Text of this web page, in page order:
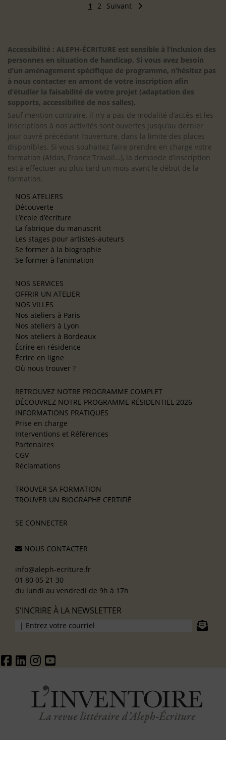
1 2 Suivant
Accessibilité : ALEPH-ÉCRITURE est sensible à l’inclusion des
personnes en situation de handicap. Si vous avez besoin
d’un aménagement spécifique de programme, n’hésitez pas
à nous contacter en amont de votre inscription afin
d’étudier la faisabilité de votre projet (adaptation des
supports, accessibilité de nos salles).
Sauf mention contraire, il n’y a pas de modalité d’accès et les
inscriptions à nos activités sont ouvertes jusqu’au dernier
jour ouvré précédant l’ouverture, dans la limite des places
disponibles. Si vous souhaitez faire prendre en charge votre
formation (Afdas, France Travail…), la demande d’inscription
est à effectuer au plus tard un mois avant le début de la
formation.
NOS ATELIERS
Découverte
L’école d’écriture
La fabrique du manuscrit
Les stages pour artistes-auteurs
Se former à la biographie
Se former à l’animation
NOS SERVICES
OFFRIR UN ATELIER
NOS VILLES
Nos ateliers à Paris
Nos ateliers à Lyon
Nos ateliers à Bordeaux
Écrire en résidence
Écrire en ligne
Où nous trouver ?
RETROUVEZ NOTRE PROGRAMME COMPLET
DÉCOUVREZ NOTRE PROGRAMME RÉSIDENTIEL 2026
INFORMATIONS PRATIQUES
Prise en charge
Interventions et Références
Partenaires
CGV
Réclamations
TROUVER SA FORMATION
TROUVER UN BIOGRAPHE CERTIFIÉ
SE CONNECTER
NOUS CONTACTER
info@aleph-ecriture.fr
01 80 05 21 30
du lundi au vendredi de 9h à 17h
S'INCRIRE À LA NEWSLETTER